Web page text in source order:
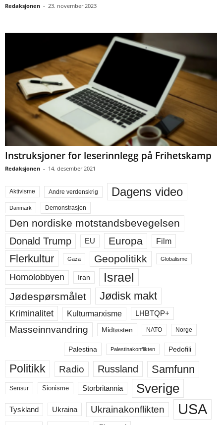
Redaksjonen - 23. november 2023
Instruksjoner for leserinnlegg på Frihetskamp
Redaksjonen - 14. desember 2021
Aktivisme Andre verdenskrig Dagens video
Danmark Demonstrasjon
Den nordiske motstandsbevegelsen
Donald Trump EU Europa Film
Flerkultur Gaza Geopolitikk Globalisme
Homolobbyen Iran Israel
Jødespørsmålet Jødisk makt
Kriminalitet Kulturmarxisme LHBTQP+
Masseinnvandring Midtøsten NATO Norge
Palestina Palestinakonflikten Pedofili
Politikk Radio Russland Samfunn
Sensur Sionisme Storbritannia Sverige
Tyskland Ukraina Ukrainakonflikten USA